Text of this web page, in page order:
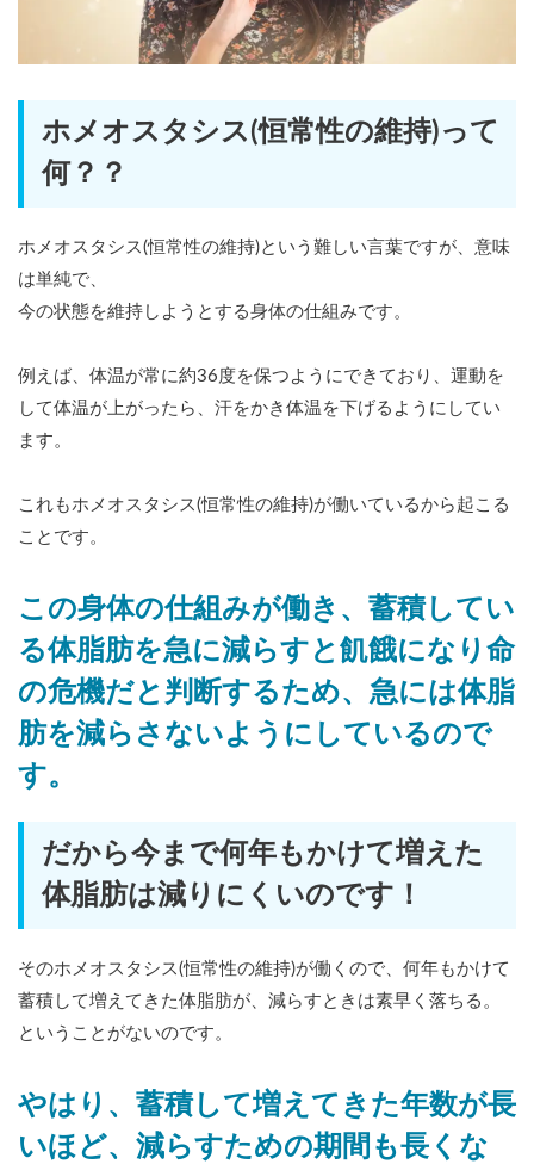
ホメオスタシス(恒常性の維持)って
何？？
ホメオスタシス(恒常性の維持)という難しい言葉ですが、意味
は単純で、
今の状態を維持しようとする身体の仕組みです。
例えば、体温が常に約36度を保つようにできており、運動を
して体温が上がったら、汗をかき体温を下げるようにしてい
ます。
これもホメオスタシス(恒常性の維持)が働いているから起こる
ことです。
この身体の仕組みが働き、蓄積してい
る体脂肪を急に減らすと飢餓になり命
の危機だと判断するため、急には体脂
肪を減らさないようにしているので
す。
だから今まで何年もかけて増えた
体脂肪は減りにくいのです！
そのホメオスタシス(恒常性の維持)が働くので、何年もかけて
蓄積して増えてきた体脂肪が、減らすときは素早く落ちる。
ということがないのです。
やはり、蓄積して増えてきた年数が長
いほど、減らすための期間も長くな